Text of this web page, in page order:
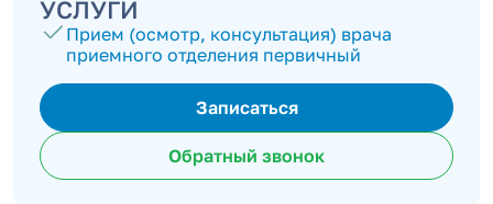
УСЛУГИ
Прием (осмотр, консультация) врача
приемного отделения первичный
Записаться
Обратный звонок